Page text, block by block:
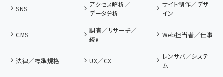
SNS
アクセス解析／
データ分析
サイト制作／デザ
イン
CMS
調査／リサーチ／
統計
Web担当者／仕事
法律／標準規格 UX／CX
レンサバ／システ
ム